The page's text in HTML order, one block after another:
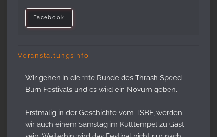
Facebook
Veranstaltungsinfo
Wir gehen in die 11te Runde des Thrash Speed
Burn Festivals und es wird ein Novum geben.
Erstmalig in der Geschichte vom TSBF, werden
wir auch einem Samstag im Kulttempel zu Gast